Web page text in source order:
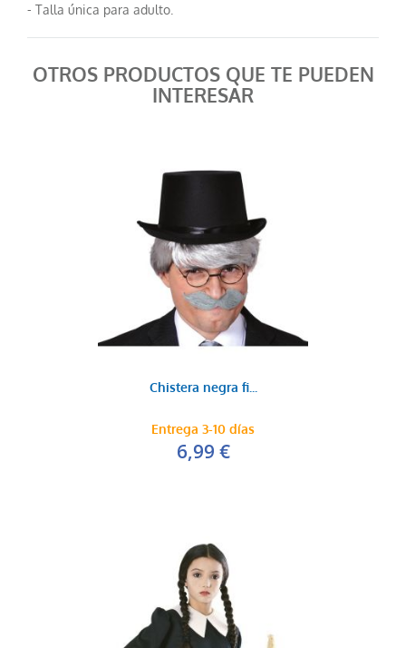
- Talla única para adulto.
OTROS PRODUCTOS QUE TE PUEDEN
INTERESAR
Chistera negra fi...
Entrega 3-10 días
6,99 €